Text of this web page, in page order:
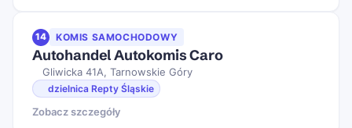
14 KOMIS SAMOCHODOWY
Autohandel Autokomis Caro
Gliwicka 41A, Tarnowskie Góry
dzielnica Repty Śląskie
Zobacz szczegóły